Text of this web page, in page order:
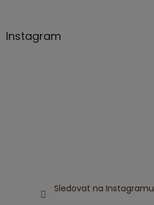
Instagram
Sledovat na Instagramu